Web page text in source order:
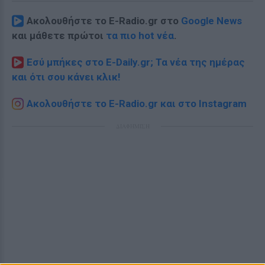
Ακολουθήστε το E-Radio.gr στο Google News
και μάθετε πρώτοι τα πιο hot νέα.
Εσύ μπήκες στο E-Daily.gr; Τα νέα της ημέρας
και ότι σου κάνει κλικ!
Ακολουθήστε το E-Radio.gr και στο Instagram